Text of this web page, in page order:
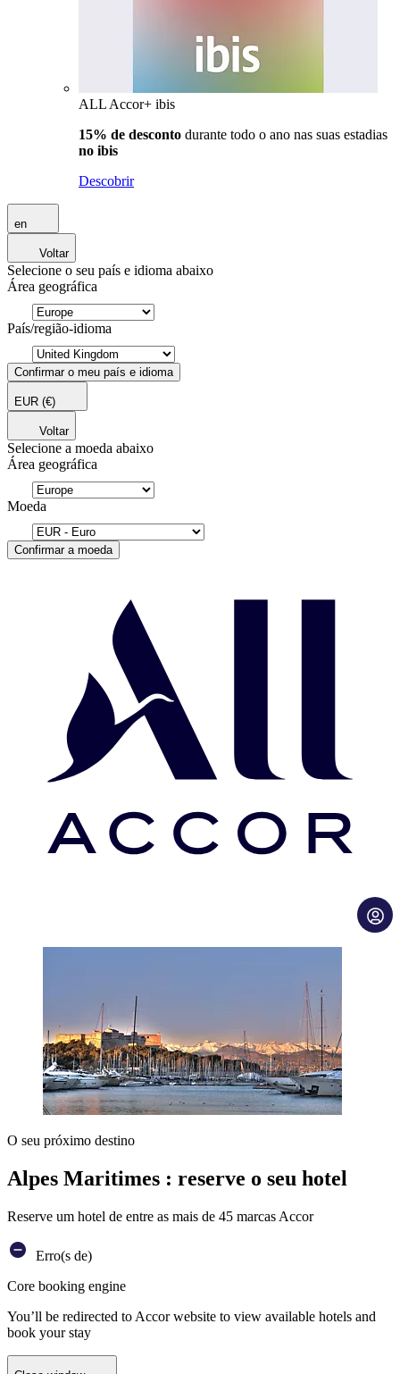
ALL Accor+ ibis
15% de desconto durante todo o ano nas suas estadias
no ibis
Descobrir
en
Voltar
Selecione o seu país e idioma abaixo
Área geográfica
País/região-idioma
Confirmar o meu país e idioma
EUR (€)
Voltar
Selecione a moeda abaixo
Área geográfica
Moeda
Confirmar a moeda
O seu próximo destino
Alpes Maritimes : reserve o seu hotel
Reserve um hotel de entre as mais de 45 marcas Accor
Erro(s de)
Core booking engine
You’ll be redirected to Accor website to view available hotels and
book your stay